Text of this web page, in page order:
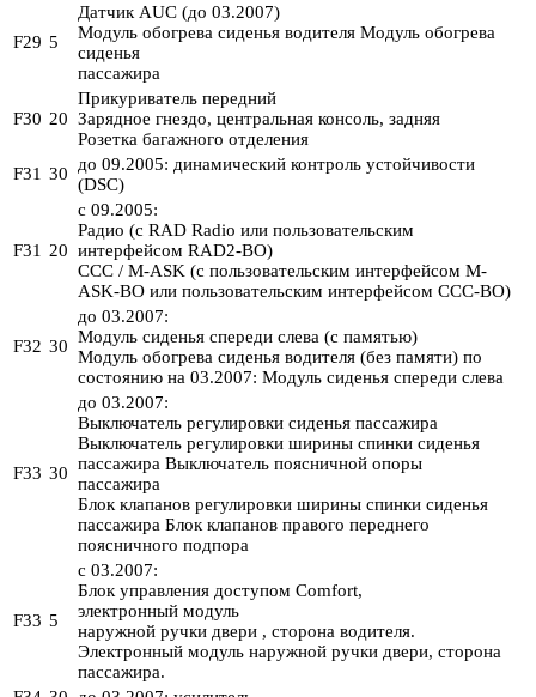
F29 5
Датчик AUC (до 03.2007)
Модуль обогрева сиденья водителя Модуль обогрева
сиденья
пассажира
F30 20
Прикуриватель передний
Зарядное гнездо, центральная консоль, задняя
Розетка багажного отделения
F31 30 до 09.2005: динамический контроль устойчивости
(DSC)
F31 20
с 09.2005:
Радио (с RAD Radio или пользовательским
интерфейсом RAD2-BO)
CCC / M-ASK (с пользовательским интерфейсом M-
ASK-BO или пользовательским интерфейсом CCC-BO)
F32 30
до 03.2007:
Модуль сиденья спереди слева (с памятью)
Модуль обогрева сиденья водителя (без памяти) по
состоянию на 03.2007: Модуль сиденья спереди слева
F33 30
до 03.2007:
Выключатель регулировки сиденья пассажира
Выключатель регулировки ширины спинки сиденья
пассажира Выключатель поясничной опоры
пассажира
Блок клапанов регулировки ширины спинки сиденья
пассажира Блок клапанов правого переднего
поясничного подпора
F33 5
с 03.2007:
Блок управления доступом Comfort,
электронный модуль
наружной ручки двери , сторона водителя.
Электронный модуль наружной ручки двери, сторона
пассажира.